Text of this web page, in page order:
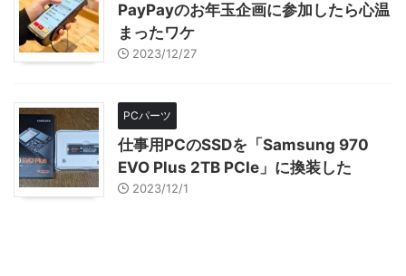
PayPayのお年玉企画に参加したら心温
まったワケ
2023/12/27
PCパーツ
仕事用PCのSSDを「Samsung 970
EVO Plus 2TB PCIe」に換装した
2023/12/1